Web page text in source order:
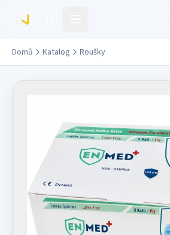
Přejít na hlavní obsah
Domů Katalog Roušky